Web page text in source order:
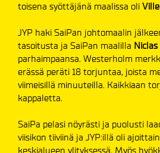
toisena syöttäjänä maalissa oli Ville
JYP haki SaiPan johtomaalin
tasoitusta ja SaiPan maalilla
parhaimpaansa. Westerholm
erässä peräti 18 torjuntaa, joista
viimeisillä minuuteilla. Kaikkiaan
kappaletta.
SaiPa pelasi nöyrästi ja puolusti
viisikon tiiviinä ja JYP:illä oli
keskialueen ylityksessä. Myös